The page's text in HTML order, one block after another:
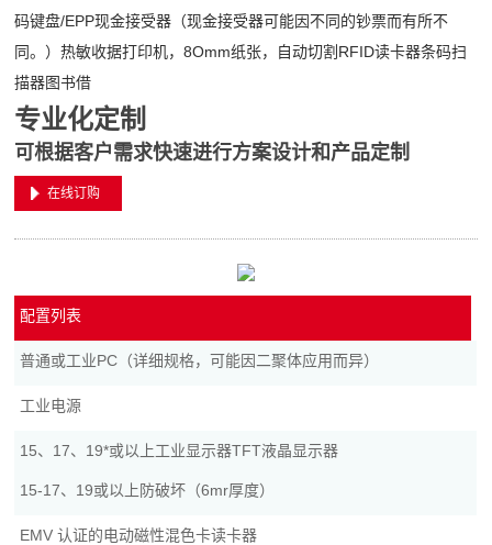
码键盘/EPP现金接受器（现金接受器可能因不同的钞票而有所不
同。）热敏收据打印机，8Omm纸张，自动切割RFID读卡器条码扫
描器图书借
专业化定制
可根据客户需求快速进行方案设计和产品定制
在线订购
配置列表
普通或工业PC（详细规格，可能因二聚体应用而异）
工业电源
15、17、19*或以上工业显示器TFT液晶显示器
15-17、19或以上防破坏（6mr厚度）
EMV 认证的电动磁性混色卡读卡器